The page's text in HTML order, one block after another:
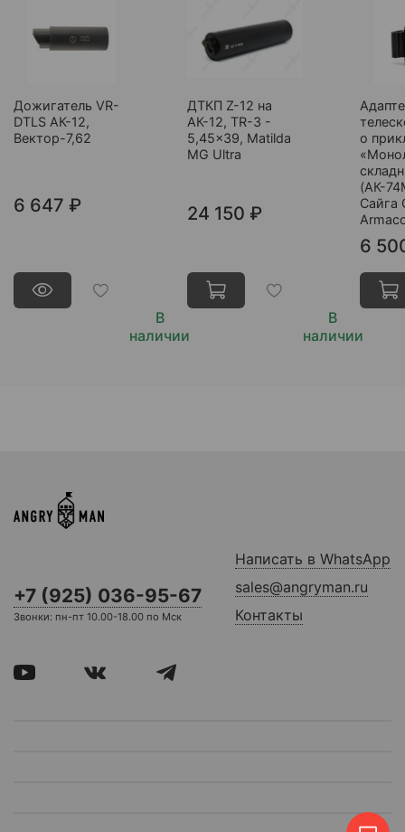
Дожигатель VR-
DTLS АК-12,
Вектор-7,62
В
наличии
6 647 ₽
ДТКП Z-12 на
АК-12, TR-3 -
5,45x39, Matilda
MG Ultra
В
наличии
24 150 ₽
о
(АК-
Сайга
6
+7 (925) 036-95-67
Звонки: пн-пт 10.00-18.00 по Мск
Написать в WhatsApp
sales@angryman.ru
Контакты